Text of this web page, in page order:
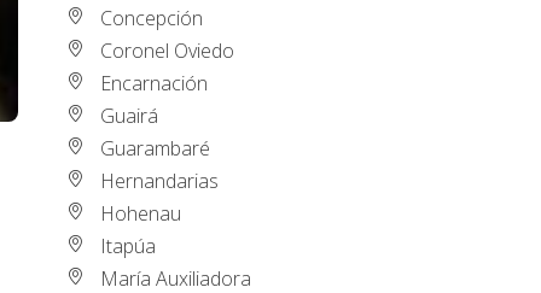
Concepción
Coronel Oviedo
Encarnación
Guairá
Guarambaré
Hernandarias
Hohenau
Itapúa
María Auxiliadora